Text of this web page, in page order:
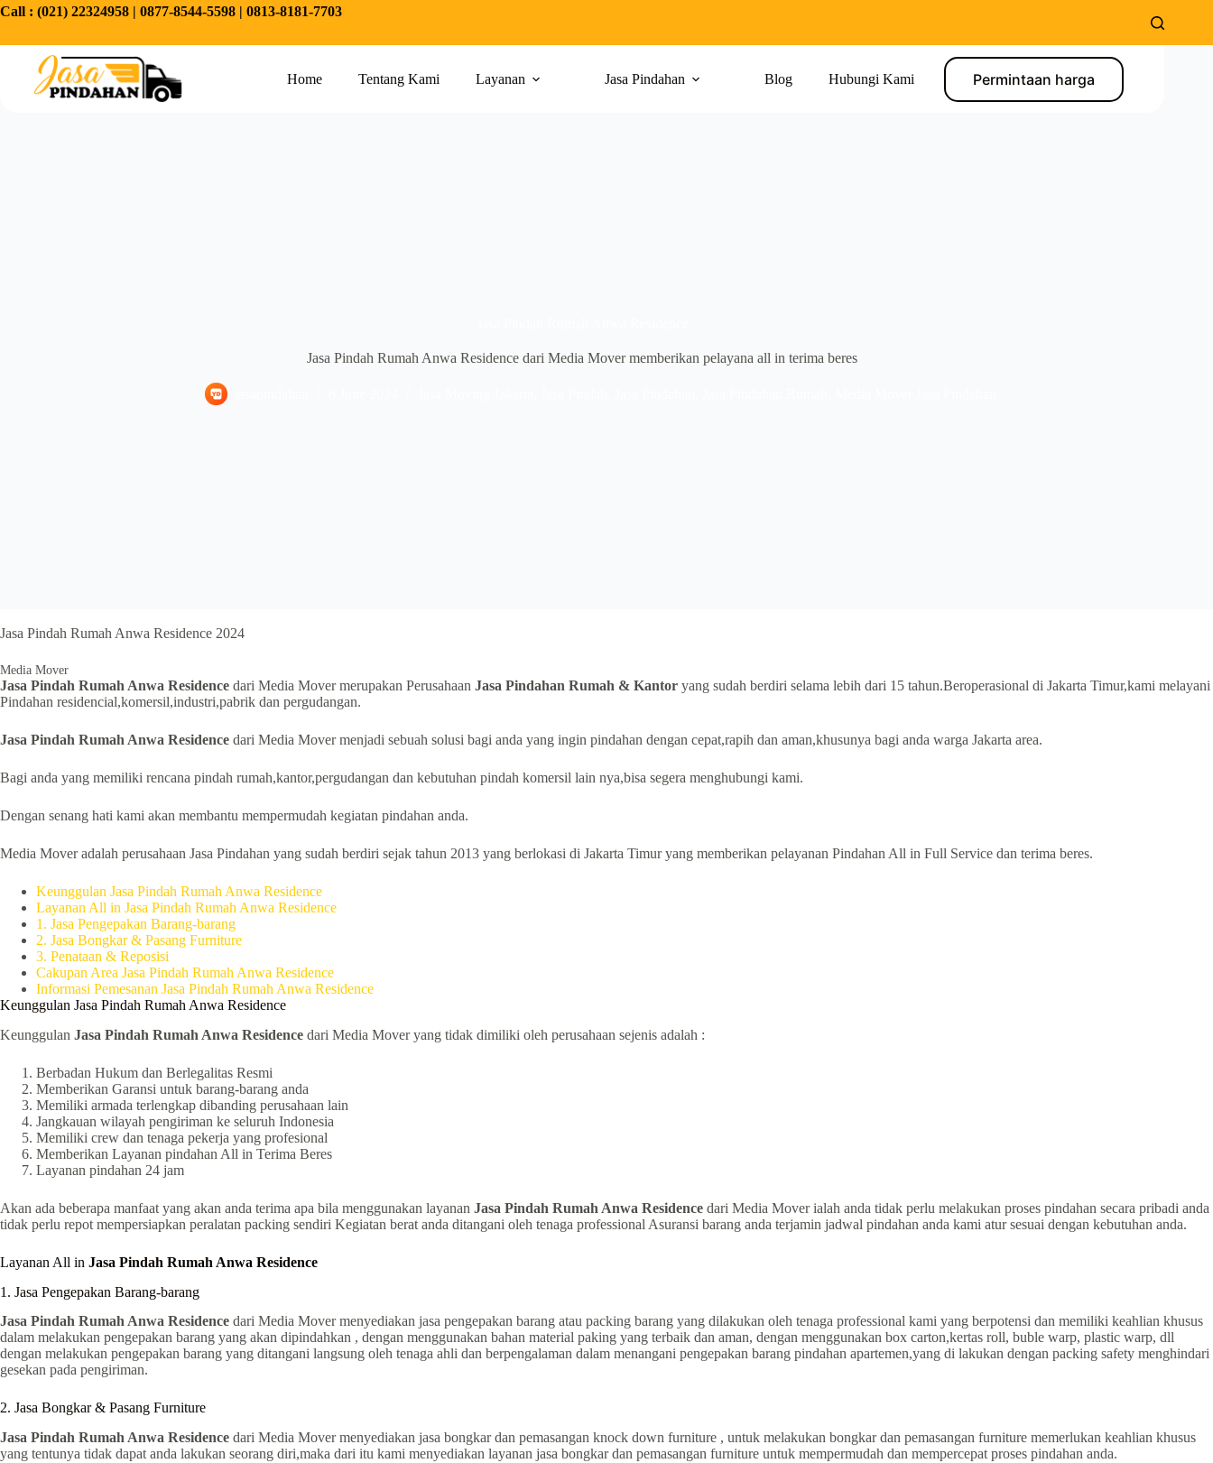
Call : (021) 22324958 | 0877-8544-5598 | 0813-8181-7703
Home Tentang Kami Layanan Jasa Pindahan Blog Hubungi Kami Permintaan harga
Jasa Pindah Rumah Anwa Residence dari Media Mover memberikan pelayana all in terima beres
Jasa Pindah Rumah Anwa Residence 2024
Media Mover
Jasa Pindah Rumah Anwa Residence dari Media Mover merupakan Perusahaan Jasa Pindahan Rumah & Kantor yang sudah berdiri selama lebih dari 15 tahun.Beroperasional di Jakarta Timur,kami melayani
Pindahan residencial,komersil,industri,pabrik dan pergudangan.
Jasa Pindah Rumah Anwa Residence dari Media Mover menjadi sebuah solusi bagi anda yang ingin pindahan dengan cepat,rapih dan aman,khusunya bagi anda warga Jakarta area.
Bagi anda yang memiliki rencana pindah rumah,kantor,pergudangan dan kebutuhan pindah komersil lain nya,bisa segera menghubungi kami.
Dengan senang hati kami akan membantu mempermudah kegiatan pindahan anda.
Media Mover adalah perusahaan Jasa Pindahan yang sudah berdiri sejak tahun 2013 yang berlokasi di Jakarta Timur yang memberikan pelayanan Pindahan All in Full Service dan terima beres.
Keunggulan Jasa Pindah Rumah Anwa Residence
Layanan All in Jasa Pindah Rumah Anwa Residence
1. Jasa Pengepakan Barang-barang
2. Jasa Bongkar & Pasang Furniture
3. Penataan & Reposisi
Cakupan Area Jasa Pindah Rumah Anwa Residence
Informasi Pemesanan Jasa Pindah Rumah Anwa Residence
Keunggulan Jasa Pindah Rumah Anwa Residence
Keunggulan Jasa Pindah Rumah Anwa Residence dari Media Mover yang tidak dimiliki oleh perusahaan sejenis adalah :
Berbadan Hukum dan Berlegalitas Resmi
Memberikan Garansi untuk barang-barang anda
Memiliki armada terlengkap dibanding perusahaan lain
Jangkauan wilayah pengiriman ke seluruh Indonesia
Memiliki crew dan tenaga pekerja yang profesional
Memberikan Layanan pindahan All in Terima Beres
Layanan pindahan 24 jam
Akan ada beberapa manfaat yang akan anda terima apa bila menggunakan layanan Jasa Pindah Rumah Anwa Residence dari Media Mover ialah anda tidak perlu melakukan proses pindahan secara pribadi anda
tidak perlu repot mempersiapkan peralatan packing sendiri Kegiatan berat anda ditangani oleh tenaga professional Asuransi barang anda terjamin jadwal pindahan anda kami atur sesuai dengan kebutuhan anda.
Layanan All in Jasa Pindah Rumah Anwa Residence
1. Jasa Pengepakan Barang-barang
Jasa Pindah Rumah Anwa Residence dari Media Mover menyediakan jasa pengepakan barang atau packing barang yang dilakukan oleh tenaga professional kami yang berpotensi dan memiliki keahlian khusus
dalam melakukan pengepakan barang yang akan dipindahkan , dengan menggunakan bahan material paking yang terbaik dan aman, dengan menggunakan box carton,kertas roll, buble warp, plastic warp, dll
dengan melakukan pengepakan barang yang ditangani langsung oleh tenaga ahli dan berpengalaman dalam menangani pengepakan barang pindahan apartemen,yang di lakukan dengan packing safety menghindari
gesekan pada pengiriman.
2. Jasa Bongkar & Pasang Furniture
Jasa Pindah Rumah Anwa Residence dari Media Mover menyediakan jasa bongkar dan pemasangan knock down furniture , untuk melakukan bongkar dan pemasangan furniture memerlukan keahlian khusus
yang tentunya tidak dapat anda lakukan seorang diri,maka dari itu kami menyediakan layanan jasa bongkar dan pemasangan furniture untuk mempermudah dan mempercepat proses pindahan anda.